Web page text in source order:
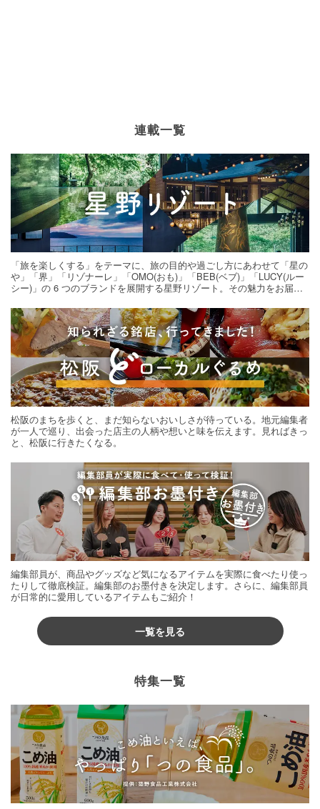
連載一覧
「旅を楽しくする」をテーマに、旅の目的や過ごし方にあわせて「星の
や」「界」「リゾナーレ」「OMO(おも)」「BEB(ベブ)」「LUCY(ルー
シー)」の 6 つのブランドを展開する星野リゾート。その魅力をお届け
松阪のまちを歩くと、まだ知らないおいしさが待っている。地元編集者
が一人で巡り、出会った店主の人柄や想いと味を伝えます。見ればきっ
と、松阪に行きたくなる。
編集部員が、商品やグッズなど気になるアイテムを実際に食べたり使っ
たりして徹底検証。編集部のお墨付きを決定します。さらに、編集部員
が日常的に愛用しているアイテムもご紹介！
一覧を見る
特集一覧